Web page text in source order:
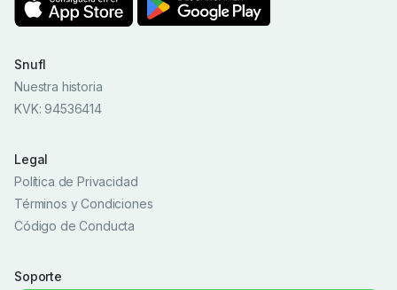
Snufl
Nuestra historia
KVK: 94536414
Legal
Política de Privacidad
Términos y Condiciones
Código de Conducta
Soporte